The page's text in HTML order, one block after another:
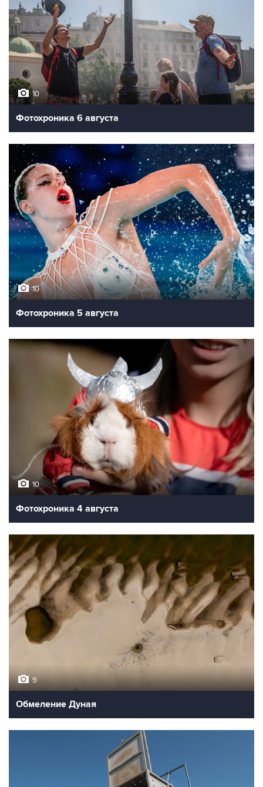
10
Фотохроника 6 августа
10
Фотохроника 5 августа
10
Фотохроника 4 августа
9
Обмеление Дуная